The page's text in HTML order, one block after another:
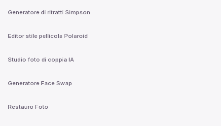
Generatore di ritratti Simpson
Editor stile pellicola Polaroid
Studio foto di coppia IA
Generatore Face Swap
Restauro Foto